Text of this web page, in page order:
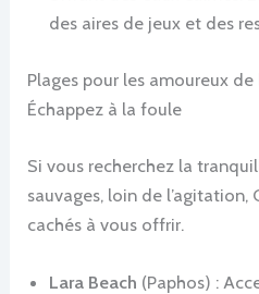
des aires de jeux et des
Plages pour les amoureux
Échappez à la foule
Si vous recherchez la
sauvages, loin de l’agitation,
cachés à vous offrir.
Lara Beach (Paphos) :